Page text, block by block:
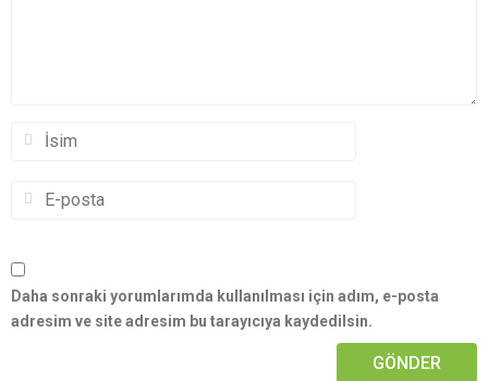
Daha sonraki yorumlarımda kullanılması için adım, e-posta
adresim ve site adresim bu tarayıcıya kaydedilsin.